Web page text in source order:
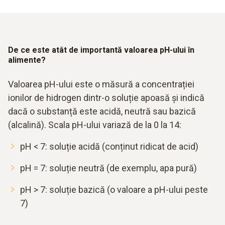
De ce este atât de importantă valoarea pH-ului în
alimente?
Valoarea pH-ului este o măsură a concentrației
ionilor de hidrogen dintr-o soluție apoasă și indică
dacă o substanță este acidă, neutră sau bazică
(alcalină). Scala pH-ului variază de la 0 la 14:
pH < 7: soluție acidă (conținut ridicat de acid)
pH = 7: soluție neutră (de exemplu, apa pură)
pH > 7: soluție bazică (o valoare a pH-ului peste
7)